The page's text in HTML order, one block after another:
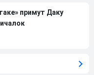
примут Даку